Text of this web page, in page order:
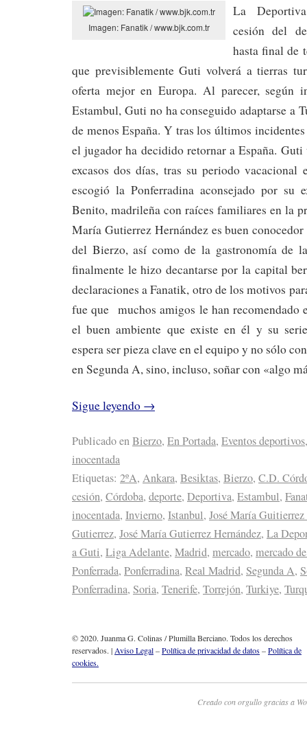
Imagen: Fanatik / www.bjk.com.tr
La
cesión del
hasta final de
que previsiblemente Guti volverá a tierras
oferta mejor en Europa. Al parecer, según
Estambul, Guti no ha conseguido adaptarse a
de menos España. Y tras los últimos
el jugador ha decidido retornar a España.
excasos dos días, tras su periodo vacacional
escogió la Ponferradina aconsejado por su
Benito, madrileña con raíces familiares en la
María Gutierrez Hernández es buen
del Bierzo, así como de la gastronomía de
finalmente le hizo decantarse por la capital
declaraciones a Fanatik, otro de los motivos
fue que muchos amigos le han recomendado
el buen ambiente que existe en él y su
espera ser pieza clave en el equipo y no sólo
en Segunda A, sino, incluso, soñar con «algo
Sigue leyendo →
Publicado enBierzo, En Portada, Eventos deportivos,
inocentada
Etiquetas: 2ºA, Ankara, Besiktas, Bierzo, C.D.
cesión, Córdoba, deporte, Deportiva, Estambul,
inocentada, Invierno, Istanbul, José María
Gutierrez, José María Gutierrez Hernández, La
a Guti, Liga Adelante, Madrid, mercado, mercado
Ponferrada, Ponferradina, Real Madrid, Segunda A,
Ponferradina, Soria, Tenerife, Torrejón, Turkiye,
© 2020. Juanma G. Colinas / Plumilla Berciano. Todos los derechos
reservados. | Aviso Legal–Política de privacidad de datos–Política de
cookies.
Creado con orgullo gracias a